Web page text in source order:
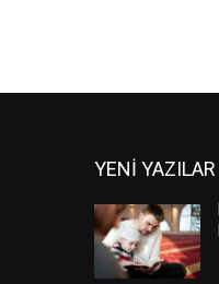
YENİ YAZILAR